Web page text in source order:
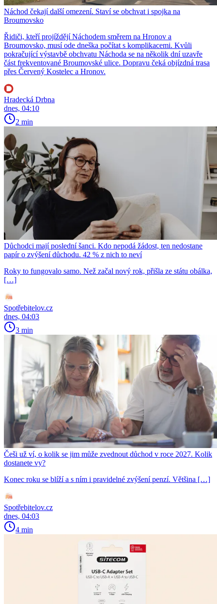
Náchod čekají další omezení. Staví se obchvat i spojka na
Broumovsko
Řidiči, kteří projíždějí Náchodem směrem na Hronov a
Broumovsko, musí ode dneška počítat s komplikacemi. Kvůli
pokračující výstavbě obchvatu Náchoda se na několik dní uzavře
část frekventované Broumovské ulice. Dopravu čeká objízdná trasa
přes Červený Kostelec a Hronov.
Hradecká Drbna
dnes, 04:10
2 min
Důchodci mají poslední šanci. Kdo nepodá žádost, ten nedostane
papír o zvýšení důchodu. 42 % z nich to neví
Roky to fungovalo samo. Než začal nový rok, přišla ze státu obálka,
[…]
Spotřebitelov.cz
dnes, 04:03
3 min
Češi už ví, o kolik se jim může zvednout důchod v roce 2027. Kolik
dostanete vy?
Konec roku se blíží a s ním i pravidelné zvýšení penzí. Většina […]
Spotřebitelov.cz
dnes, 04:03
4 min